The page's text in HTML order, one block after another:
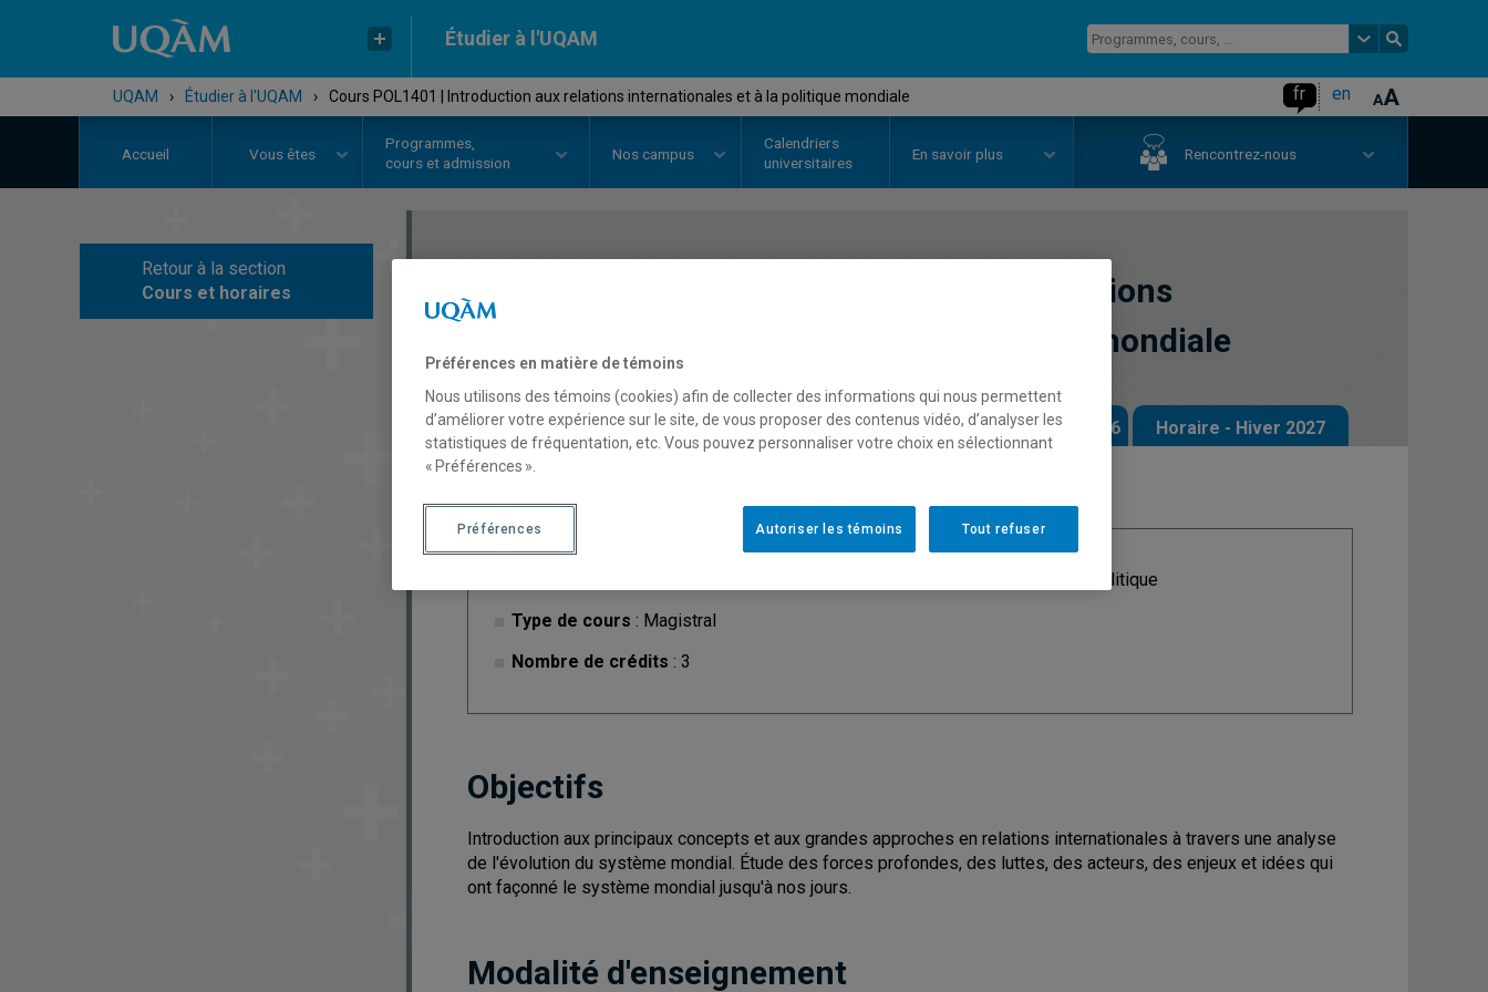
Étudier à l'UQAM
UQAM › Étudier à l'UQAM › Cours POL1401 | Introduction aux relations internationales et à la politique mondiale fr en
Accueil Vous êtes
Programmes,
cours et admission
Nos campus
Calendriers
universitaires
En savoir plus Rencontrez-nous
Retour à la section
Cours et horaires
COURS
Introduction aux relations
internationales et à la politique mondiale
Description Horaire - Été 2026 Horaire - Automne 2026 Horaire - Hiver 2027
Type de cours : Magistral
Nombre de crédits : 3
: Science politique
Objectifs
Introduction aux principaux concepts et aux grandes approches en relations internationales à travers une analyse
de l'évolution du système mondial. Étude des forces profondes, des luttes, des acteurs, des enjeux et idées qui
ont façonné le système mondial jusqu'à nos jours.
Modalité d'enseignement
Préférences en matière de témoins
Nous utilisons des témoins (cookies) afin de collecter des informations qui nous permettent
d’améliorer votre expérience sur le site, de vous proposer des contenus vidéo, d’analyser les
statistiques de fréquentation, etc. Vous pouvez personnaliser votre choix en sélectionnant
« Préférences ».
Tout refuser
Autoriser les témoins
Préférences